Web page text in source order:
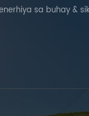
sa buhay &